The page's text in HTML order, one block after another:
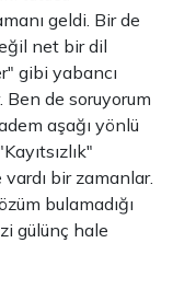
geldi. Bir de
net bir dil
gibi yabancı
Ben de soruyorum
aşağı yönlü
bir zamanlar.
bulamadığı
gülünç hale